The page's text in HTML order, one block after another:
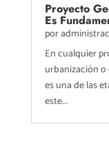
Proyecto
Es
por
En cualquier
urbanización
es una de las
este...